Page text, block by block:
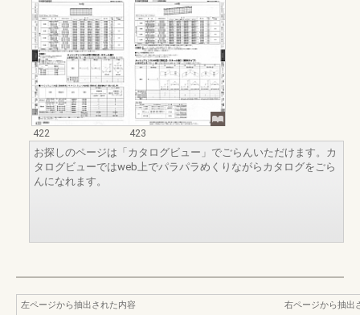
422
423
お探しのページは「カタログビュー」でごらんいただけます。カ
タログビューではweb上でパラパラめくりながらカタログをごら
んになれます。
左ページから抽出された内容
右ページから抽出